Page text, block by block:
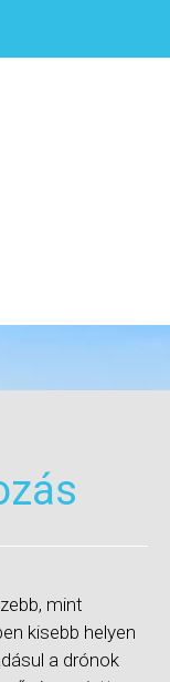
mint
kisebb helyen
a drónok